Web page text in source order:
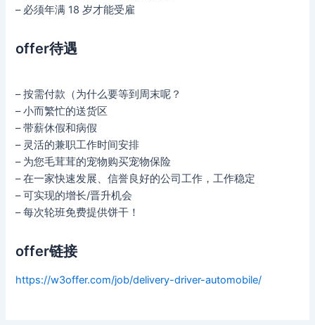
– 必须年满 18 岁才能受雇
offer待遇
– 按需付款（为什么要等到周末呢？
– 小而繁忙的送货区
– 带薪休假和病假
– 灵活的兼职工作时间安排
– 为您毛茸茸的宠物购买宠物保险
– 在一家快速发展、信誉良好的公司工作，工作稳定
– 可实现的增长/晋升机会
– 每次轮班免费提供饼干！
offer链接
https://w3offer.com/job/delivery-driver-automobile/